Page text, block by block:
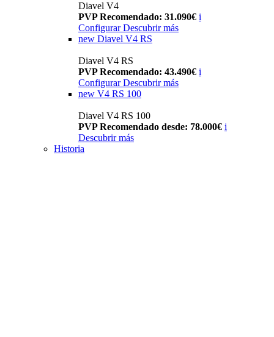
Diavel V4
PVP Recomendado: 31.090€ i
Configurar Descubrir más
new Diavel V4 RS
Diavel V4 RS
PVP Recomendado: 43.490€ i
Configurar Descubrir más
new V4 RS 100
Diavel V4 RS 100
PVP Recomendado desde: 78.000€ i
Descubrir más
Historia